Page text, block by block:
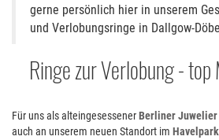
gerne persönlich hier in unserem
und Verlobungsringe in Dallgow-
Ringe zur Verlobung -
Für uns als alteingesessenerBerliner Juwelier
auch an unserem neuen Standort im